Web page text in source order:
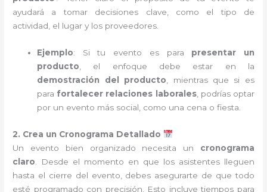
ayudará a tomar decisiones clave, como el tipo de
actividad, el lugar y los proveedores.
Ejemplo: Si tu evento es para presentar un
producto , el enfoque debe estar en la
demostración del producto , mientras que si es
para fortalecer relaciones laborales, podrías optar
por un evento más social, como una cena o fiesta.
2. Crea un Cronograma Detallado
Un evento bien organizado necesita un cronograma
claro . Desde el momento en que los asistentes lleguen
hasta el cierre del evento, debes asegurarte de que todo
esté programado con precisión. Esto incluye tiempos para